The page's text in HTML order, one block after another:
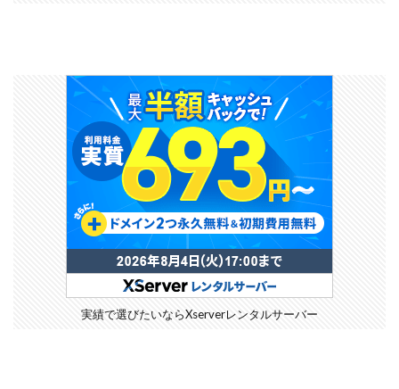
実績で選びたいならXserverレンタルサーバー